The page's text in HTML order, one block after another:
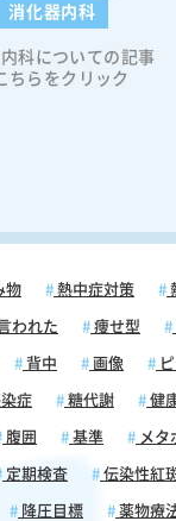
消化器内科
科についての記事
ちらをクリック
物 熱中症対策
われた 痩せ型
背中 画像
症 糖代謝 健
腹囲 基準 メタ
定期検査 伝染性紅
降圧目標 薬物療